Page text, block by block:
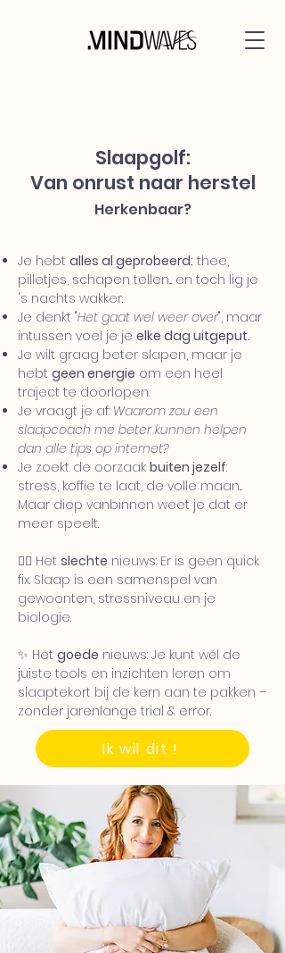
Slaapgolf:
Van onrust naar herstel
Herkenbaar?
Je hebt alles al geprobeerd: thee,
pilletjes, schapen tellen... en toch lig je
's nachts wakker.
Je denkt "Het gaat wel weer over", maar
intussen voel je je elke dag uitgeput.
Je wilt graag beter slapen, maar je
hebt geen energie om een heel
traject te doorlopen.
Je vraagt je af: Waarom zou een
slaapcoach me beter kunnen helpen
dan alle tips op internet?
Je zoekt de oorzaak buiten jezelf:
stress, koffie te laat, de volle maan...
Maar diep vanbinnen weet je dat er
meer speelt.
👎🏻 Het slechte nieuws: Er is geen quick
fix. Slaap is een samenspel van
gewoonten, stressniveau en je
biologie.
✨ Het goede nieuws: Je kunt wél de
juiste tools en inzichten leren om
slaaptekort bij de kern aan te pakken –
zonder jarenlange trial & error.
Ik wil dit !